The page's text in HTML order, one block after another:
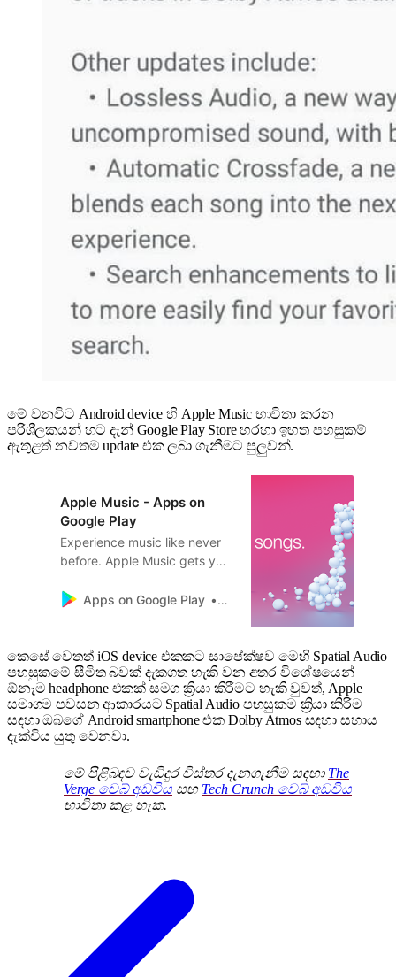
මේ වනවිට Android device හි Apple Music භාවිතා කරන
පරිශීලකයන් හට දැන් Google Play Store හරහා ඉහත පහසුකම්
ඇතුළත් නවතම update එක ලබා ගැනීමට පුලුවන්.
Apple Music - Apps on
Google Play
Experience music like never
before. Apple Music gets you
and artists you love. Get
library. All ad-free and
available across all your
devices. Try 3 months free
today. There’s no
commitment - cancel
anytime. Str…
Apps on Google Play Apple Inc.
කෙසේ වෙතත් iOS device එකකට සාපේක්ෂව මෙහි Spatial Audio
පහසුකමේ සීමිත බවක් දැකගත හැකි වන අතර විශේෂයෙන්
ඕනෑම headphone එකක් සමග ක්‍රියා කිරීමට හැකි වුවත්, Apple
සමාගම පවසන ආකාරයට Spatial Audio පහසුකම ක්‍රියා කිරිම
සදහා ඔබගේ Android smartphone එක Dolby Atmos සදහා සහාය
දැක්විය යුතු වෙනවා.
මේ පිළිබඳව වැඩිදුර විස්තර දැනගැනීම සඳහා The
Verge වෙබ් අඩවිය සහ Tech Crunch වෙබ් අඩවිය
භාවිතා කළ හැක.